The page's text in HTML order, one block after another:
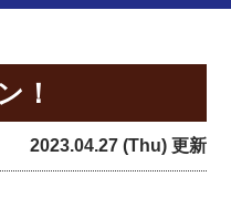
！
2023.04.27 (Thu) 更新